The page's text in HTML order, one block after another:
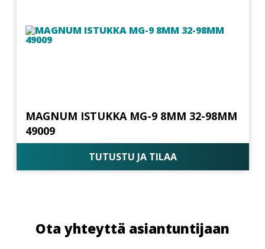
MAGNUM ISTUKKA MG-9 8MM 32-98MM
49009
TUTUSTU JA TILAA
Ota yhteyttä asiantuntijaan